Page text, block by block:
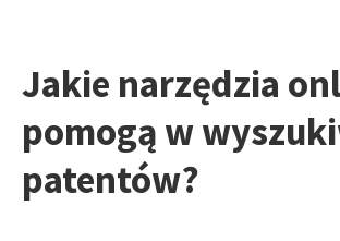
Jakie narzędzia
pomogą w
patentów?